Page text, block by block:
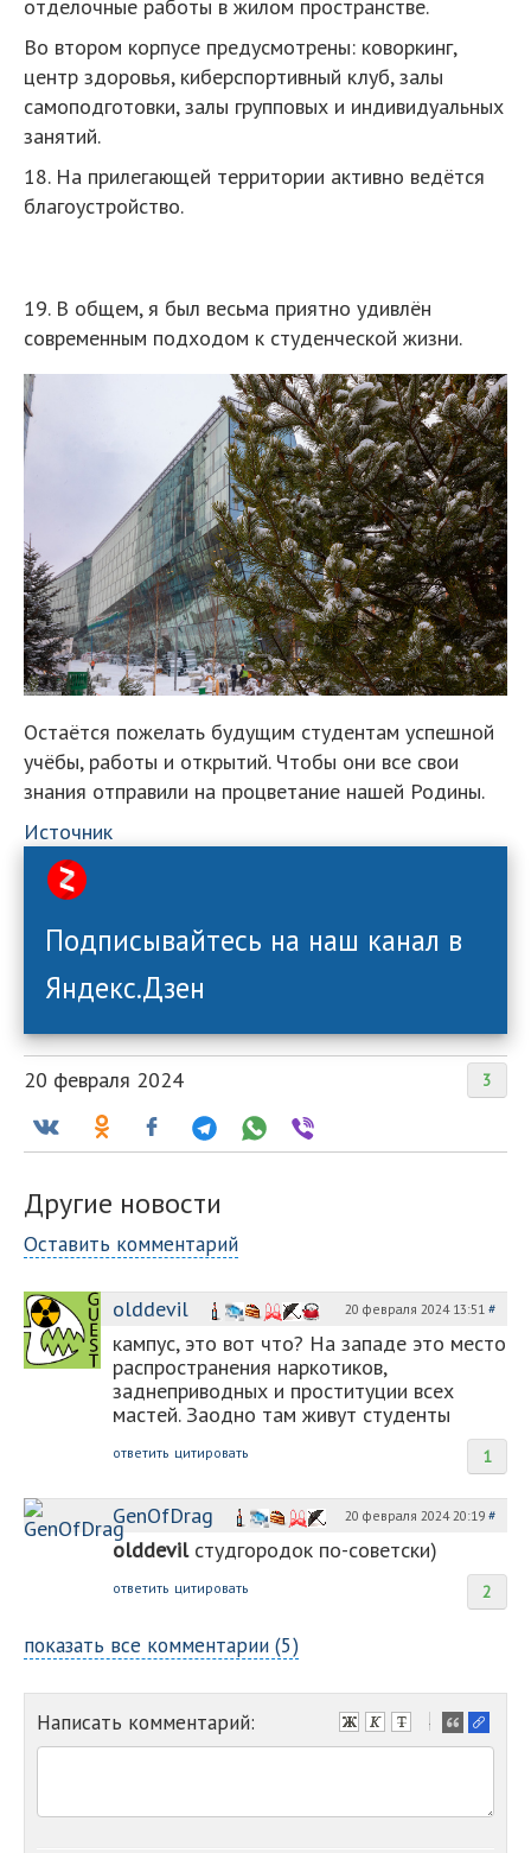
отделочные работы в жилом пространстве.
Во втором корпусе предусмотрены: коворкинг,
центр здоровья, киберспортивный клуб, залы
самоподготовки, залы групповых и индивидуальных
занятий.
18. На прилегающей территории активно ведётся
благоустройство.
19. В общем, я был весьма приятно удивлён
современным подходом к студенческой жизни.
Остаётся пожелать будущим студентам успешной
учёбы, работы и открытий. Чтобы они все свои
знания отправили на процветание нашей Родины.
Источник
Подписывайтесь на наш канал в
Яндекс.Дзен
3
20 февраля 2024
Другие новости
Оставить комментарий
olddevil 20 февраля 2024 13:51 #
кампус, это вот что? На западе это место
распространения наркотиков,
заднеприводных и проституции всех
мастей. Заодно там живут студенты
1
ответить цитировать
GenOfDrag 20 февраля 2024 20:19 #
olddevilстудгородок по-советски)
2
ответить цитировать
показать все комментарии (5)
Написать комментарий:
-
-
-